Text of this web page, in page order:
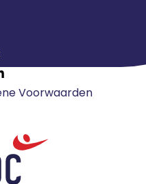
Voorwaarden